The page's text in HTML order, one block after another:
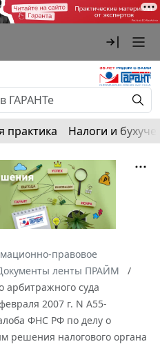
практика Налоги и
правовое
ленты ПРАЙМ
арбитражного суда
2007 г. N А55-
ФНС РФ по делу о
решения налогового органа